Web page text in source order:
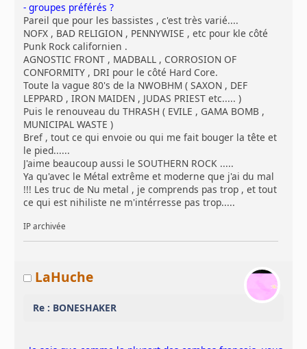
- groupes préférés ?
Pareil que pour les bassistes , c'est très varié....
NOFX , BAD RELIGION , PENNYWISE , etc pour kle côté
Punk Rock californien .
AGNOSTIC FRONT , MADBALL , CORROSION OF
CONFORMITY , DRI pour le côté Hard Core.
Toute la vague 80's de la NWOBHM ( SAXON , DEF
LEPPARD , IRON MAIDEN , JUDAS PRIEST etc..... )
Puis le renouveau du THRASH ( EVILE , GAMA BOMB ,
MUNICIPAL WASTE )
Bref , tout ce qui envoie ou qui me fait bouger la tête et
le pied......
J'aime beaucoup aussi le SOUTHERN ROCK .....
Ya qu'avec le Métal extrême et moderne que j'ai du mal
!!! Les truc de Nu metal , je comprends pas trop , et tout
ce qui est nihiliste ne m'intérresse pas trop.....
IP archivée
LaHuche
Re : BONESHAKER